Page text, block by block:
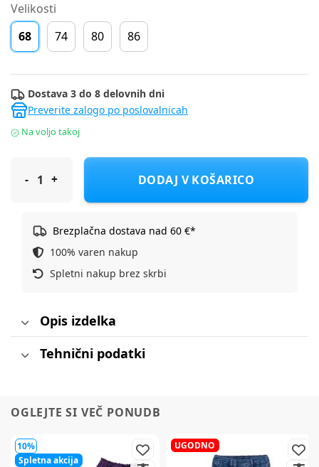
Velikosti
68
74 80 86
Dostava 3 do 8 delovnih dni
Preverite zalogo po poslovalnicah
Na voljo takoj
Name It obleka BR 13256640_26_2 NBFJELLY D Bež 68
DODAJ V KOŠARICO
Brezplačna dostava nad 60 €*
100% varen nakup
Spletni nakup brez skrbi
Opis izdelka
Tehnični podatki
OGLEJTE SI VEČ PONUDB
10%
Spletna akcija
UGODNO